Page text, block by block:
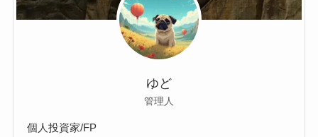
ゆど
管理人
個人投資家/FP